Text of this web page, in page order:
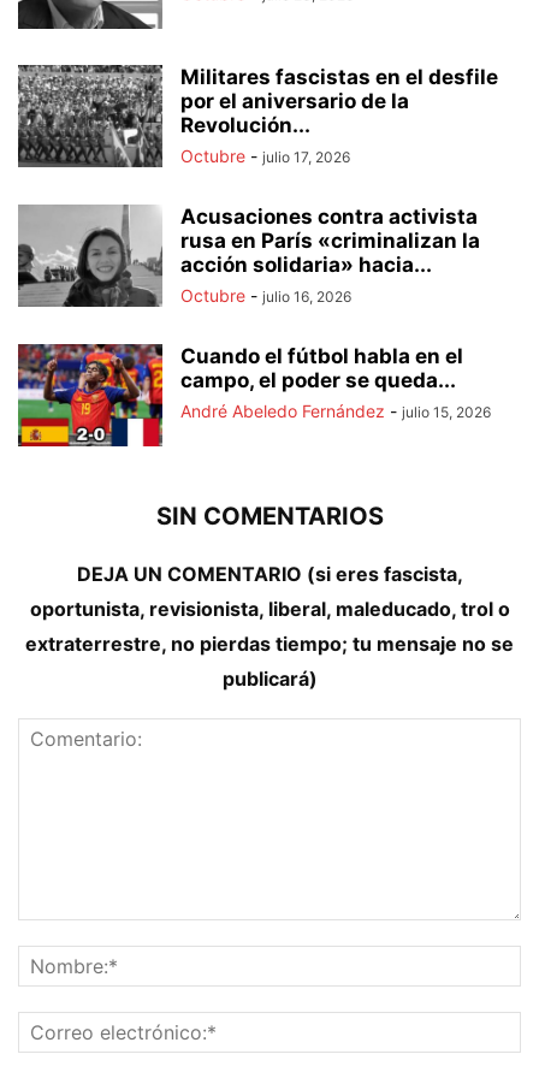
Militares fascistas en el desfile
por el aniversario de la
Revolución...
Octubre - julio 17, 2026
Acusaciones contra activista
rusa en París «criminalizan la
acción solidaria» hacia...
Octubre - julio 16, 2026
Cuando el fútbol habla en el
campo, el poder se queda...
André Abeledo Fernández - julio 15, 2026
SIN COMENTARIOS
DEJA UN COMENTARIO (si eres fascista,
oportunista, revisionista, liberal, maleducado, trol o
extraterrestre, no pierdas tiempo; tu mensaje no se
publicará)